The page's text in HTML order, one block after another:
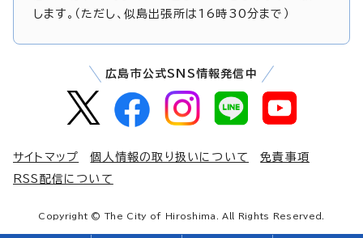
します。（ただし、似島出張所は16時30分まで）
広島市公式SNS情報発信中
サイトマップ 個人情報の取り扱いについて
免責事項
RSS配信について
Copyright © The City of Hiroshima. All Rights Reserved.